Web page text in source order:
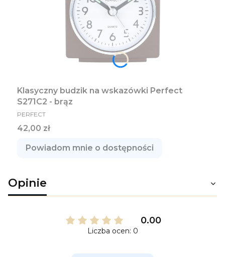
Klasyczny budzik na wskazówki Perfect
S271C2 - brąz
PRODUCENT
PERFECT
Cena
42,00 zł
Powiadom mnie o dostępności
Opinie
0.00
Liczba ocen: 0